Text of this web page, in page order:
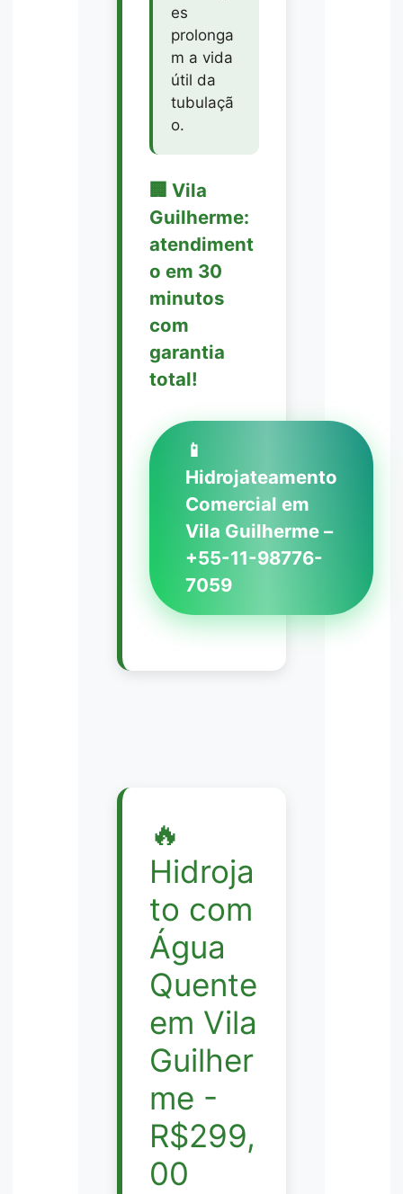
es
prolonga
m a vida
útil da
tubulaçã
o.
🏢 Vila
Guilherme:
atendiment
o em 30
minutos
com
garantia
total!
📱
Hidrojateamento
Comercial em
Vila Guilherme –
+55-11-98776-
7059
🔥
Hidroja
to com
Água
Quente
em Vila
Guilher
me -
R$299,
00